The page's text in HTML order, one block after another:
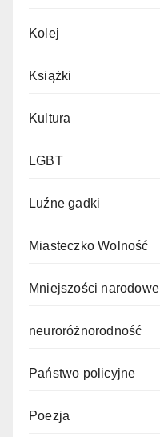
Kolej
Książki
Kultura
LGBT
Luźne gadki
Miasteczko Wolność
Mniejszości narodowe
neuroróżnorodność
Państwo policyjne
Poezja